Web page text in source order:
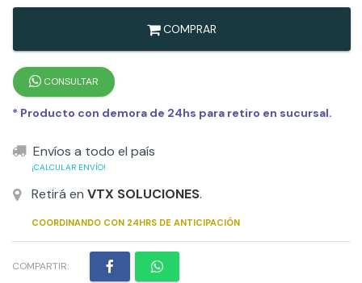
COMPRAR
CONSULTAR
* Producto con demora de 24hs para retiro en sucursal.
Envíos a todo el país
¡CALCULAR ENVÍO!
Retirá en VTX SOLUCIONES.
COORDINANDO CON 24HRS DE ANTICIPACIÓN
COMPARTIR: